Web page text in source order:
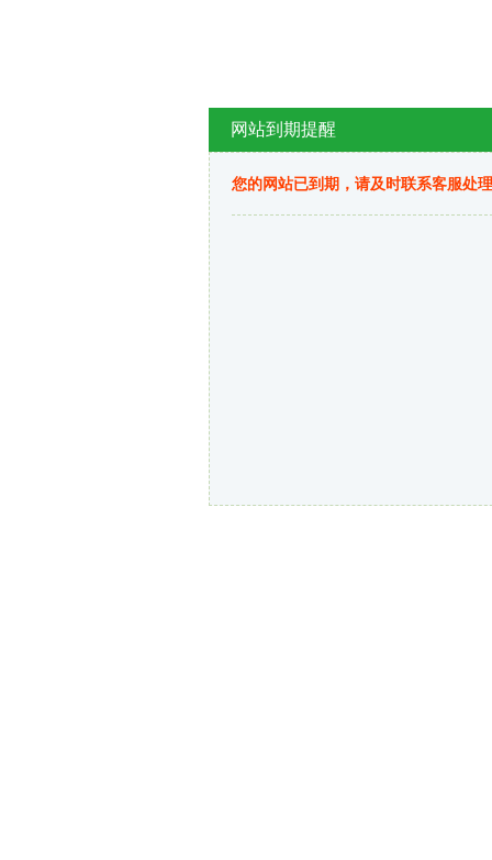
网站到期提醒
您的网站已到期，请及时联系客服处理